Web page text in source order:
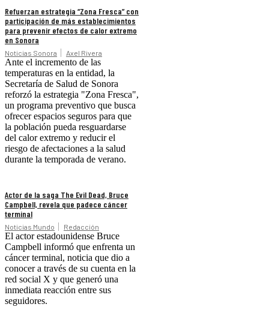
Refuerzan estrategia “Zona Fresca” con
participación de más establecimientos
para prevenir efectos de calor extremo
en Sonora
Noticias Sonora Axel Rivera
Ante el incremento de las
temperaturas en la entidad, la
Secretaría de Salud de Sonora
reforzó la estrategia "Zona Fresca",
un programa preventivo que busca
ofrecer espacios seguros para que
la población pueda resguardarse
del calor extremo y reducir el
riesgo de afectaciones a la salud
durante la temporada de verano.
Actor de la saga The Evil Dead, Bruce
Campbell, revela que padece cáncer
terminal
Noticias Mundo Redacción
El actor estadounidense Bruce
Campbell informó que enfrenta un
cáncer terminal, noticia que dio a
conocer a través de su cuenta en la
red social X y que generó una
inmediata reacción entre sus
seguidores.